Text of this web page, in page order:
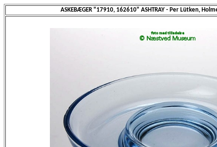
ASKEBÆGER "17910, 162610" ASHTRAY - Per Lütken,